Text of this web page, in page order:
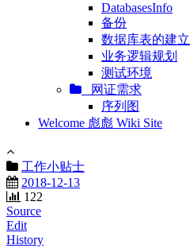
DatabasesInfo
备份
数据库表的建立
业务逻辑规划
测试环境
网证需求
序列图
Welcome 彪彪 Wiki Site
工作小贴士
2018-12-13
122
Source
Edit
History